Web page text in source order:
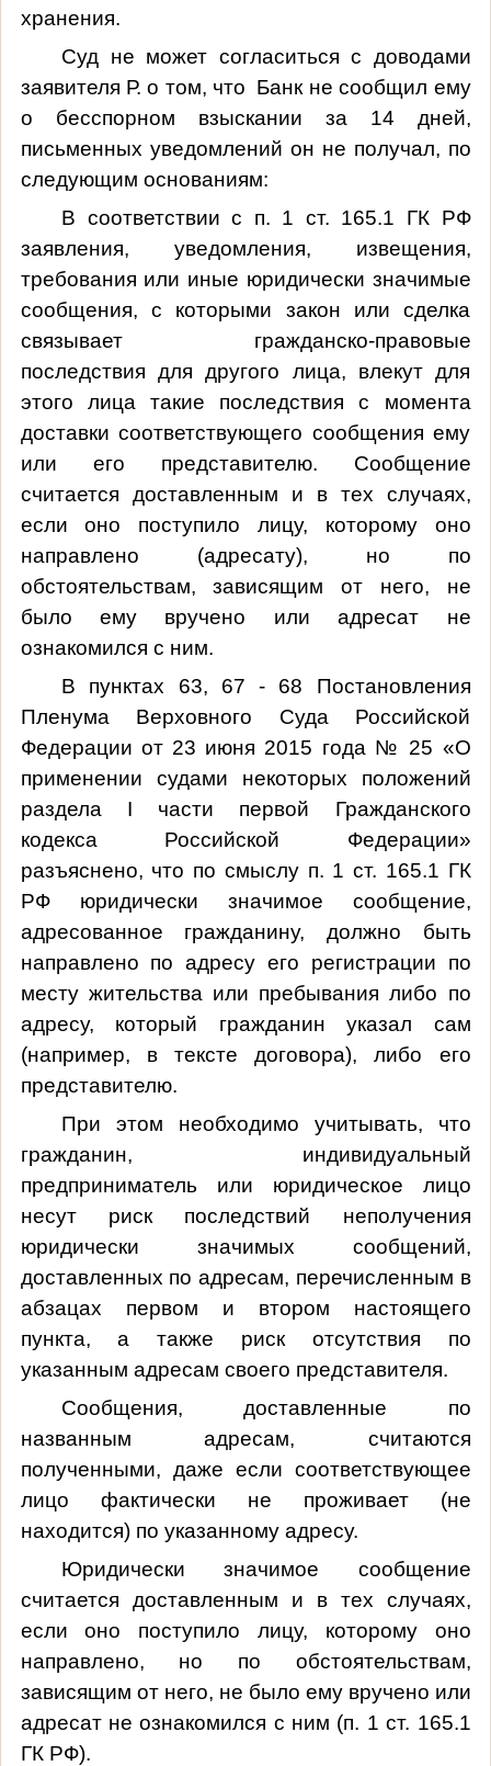
хранения.
Суд не может согласиться с доводами
заявителя Р. о том, что Банк не сообщил ему
о бесспорном взыскании за 14 дней,
письменных уведомлений он не получал, по
следующим основаниям:
В соответствии с п. 1 ст. 165.1 ГК РФ
заявления, уведомления, извещения,
требования или иные юридически значимые
сообщения, с которыми закон или сделка
связывает гражданско-правовые
последствия для другого лица, влекут для
этого лица такие последствия с момента
доставки соответствующего сообщения ему
или его представителю. Сообщение
считается доставленным и в тех случаях,
если оно поступило лицу, которому оно
направлено (адресату), но по
обстоятельствам, зависящим от него, не
было ему вручено или адресат не
ознакомился с ним.
В пунктах 63, 67 - 68 Постановления
Пленума Верховного Суда Российской
Федерации от 23 июня 2015 года № 25 «О
применении судами некоторых положений
раздела I части первой Гражданского
кодекса Российской Федерации»
разъяснено, что по смыслу п. 1 ст. 165.1 ГК
РФ юридически значимое сообщение,
адресованное гражданину, должно быть
направлено по адресу его регистрации по
месту жительства или пребывания либо по
адресу, который гражданин указал сам
(например, в тексте договора), либо его
представителю.
При этом необходимо учитывать, что
гражданин, индивидуальный
предприниматель или юридическое лицо
несут риск последствий неполучения
юридически значимых сообщений,
доставленных по адресам, перечисленным в
абзацах первом и втором настоящего
пункта, а также риск отсутствия по
указанным адресам своего представителя.
Сообщения, доставленные по
названным адресам, считаются
полученными, даже если соответствующее
лицо фактически не проживает (не
находится) по указанному адресу.
Юридически значимое сообщение
считается доставленным и в тех случаях,
если оно поступило лицу, которому оно
направлено, но по обстоятельствам,
зависящим от него, не было ему вручено или
адресат не ознакомился с ним (п. 1 ст. 165.1
ГК РФ).